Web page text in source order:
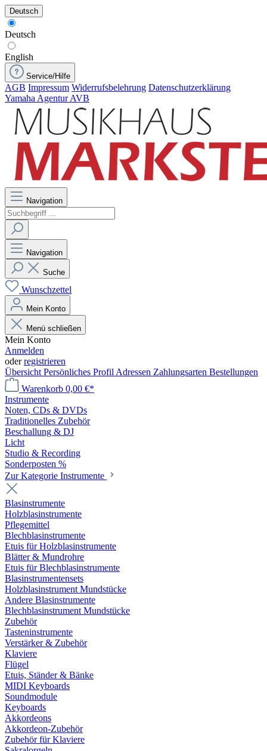
Deutsch
Deutsch
English
Service/Hilfe
AGB Impressum Widerrufsbelehrung Datenschutzerklärung
Yamaha Agentur AVB
Navigation
Navigation
Suche
Wunschzettel
Mein Konto
Menü schließen
Mein Konto
Anmelden
oderregistrieren
Übersicht Persönliches Profil Adressen Zahlungsarten Bestellungen
Warenkorb 0,00 €*
Instrumente
Noten, CDs & DVDs
Traditionelles Zubehör
Beschallung & DJ
Licht
Studio & Recording
Sonderposten %
Zur Kategorie Instrumente
Blasinstrumente
Holzblasinstrumente
Pflegemittel
Blechblasinstrumente
Etuis für Holzblasinstrumente
Blätter & Mundrohre
Etuis für Blechblasinstrumente
Blasinstrumentensets
Holzblasinstrument Mundstücke
Andere Blasinstrumente
Blechblasinstrument Mundstücke
Zubehör
Tasteninstrumente
Verstärker & Zubehör
Klaviere
Flügel
Etuis, Ständer & Bänke
MIDI Keyboards
Soundmodule
Keyboards
Akkordeons
Akkordeon-Zubehör
Zubehör für Klaviere